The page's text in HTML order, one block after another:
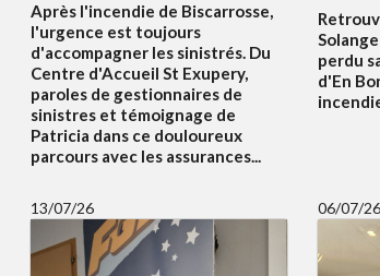
Après l'incendie de Biscarrosse,
l'urgence est toujours
d'accompagner les sinistrés. Du
Centre d'Accueil St Exupery,
paroles de gestionnaires de
sinistres et témoignage de
Patricia dans ce douloureux
parcours avec les assurances...
perdu
d'En
13/07/26 06/07/26